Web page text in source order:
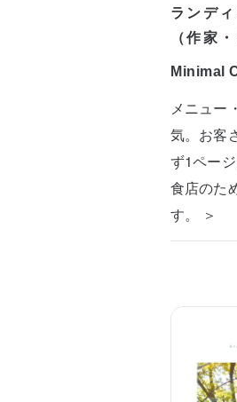
ランデ
（作家
Minimal
メニュー
気。お客
ず1ペー
食店のた
す。 ＞